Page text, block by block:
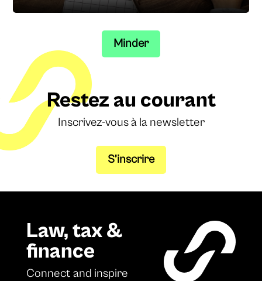
Minder
Restez au courant
Inscrivez-vous à la newsletter
S’inscrire
Law, tax &
finance
Connect and inspire